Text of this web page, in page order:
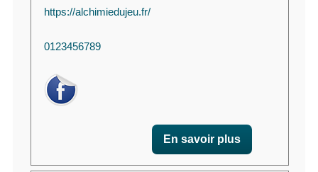
https://alchimiedujeu.fr/
0123456789
En savoir plus